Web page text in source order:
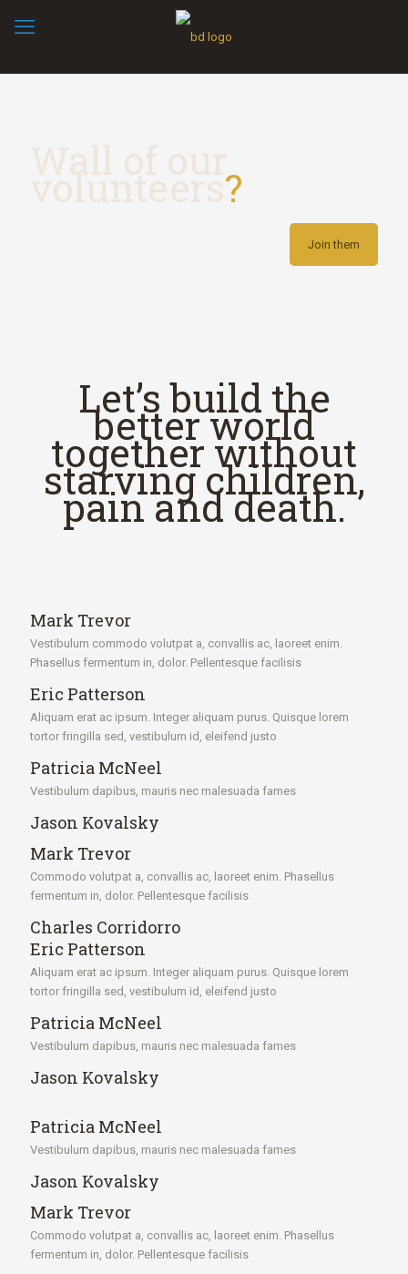
Wall of our
volunteers?
Join them
Let’s build the
better world
together without
starving children,
pain and death.
Mark Trevor
Vestibulum commodo volutpat a, convallis ac, laoreet enim.
Phasellus fermentum in, dolor. Pellentesque facilisis
Eric Patterson
Aliquam erat ac ipsum. Integer aliquam purus. Quisque lorem
tortor fringilla sed, vestibulum id, eleifend justo
Patricia McNeel
Vestibulum dapibus, mauris nec malesuada fames
Jason Kovalsky
Mark Trevor
Commodo volutpat a, convallis ac, laoreet enim. Phasellus
fermentum in, dolor. Pellentesque facilisis
Charles Corridorro
Eric Patterson
Aliquam erat ac ipsum. Integer aliquam purus. Quisque lorem
tortor fringilla sed, vestibulum id, eleifend justo
Patricia McNeel
Vestibulum dapibus, mauris nec malesuada fames
Jason Kovalsky
Patricia McNeel
Vestibulum dapibus, mauris nec malesuada fames
Jason Kovalsky
Mark Trevor
Commodo volutpat a, convallis ac, laoreet enim. Phasellus
fermentum in, dolor. Pellentesque facilisis